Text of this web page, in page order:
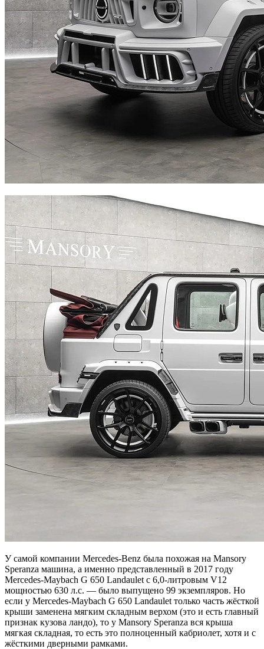
У самой компании Mercedes-Benz была похожая на Mansory
Speranza машина, а именно представленный в 2017 году
Mercedes-Maybach G 650 Landaulet с 6,0-литровым V12
мощностью 630 л.с. — было выпущено 99 экземпляров. Но
если у Mercedes-Maybach G 650 Landaulet только часть жёсткой
крыши заменена мягким складным верхом (это и есть главный
признак кузова ландо), то у Mansory Speranza вся крыша
мягкая складная, то есть это полноценный кабриолет, хотя и с
жёсткими дверными рамками.